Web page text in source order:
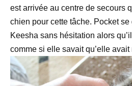
est arrivée au centre de secours
chien pour cette tâche. Pocket
Keesha sans hésitation alors
comme si elle savait qu’elle